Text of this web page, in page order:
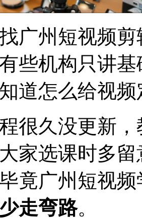
广州短视频
些机构只讲
道怎么给视
很久没更新
家选课时多
竟广州短视
走弯路。